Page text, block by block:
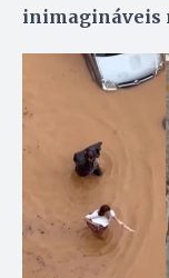
inimagináveis